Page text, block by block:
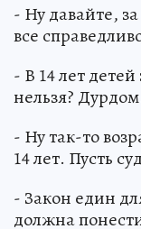
- Ну давайте,
все
- В 14 лет
нельзя?
- Ну так-то
14 лет. Пусть
- Закон един
должна